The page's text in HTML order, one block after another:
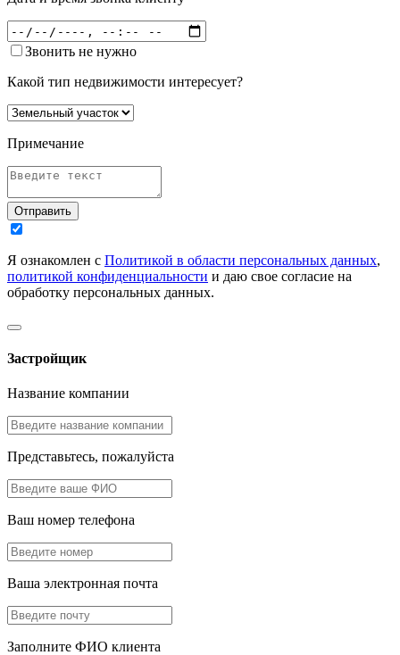
Звонить не нужно
Какой тип недвижимости интересует?
Примечание
Отправить
Я ознакомлен с Политикой в области персональных данных,
политикой конфиденциальности и даю свое согласие на
обработку персональных данных.
Застройщик
Название компании
Представьтесь, пожалуйста
Ваш номер телефона
Ваша электронная почта
Заполните ФИО клиента